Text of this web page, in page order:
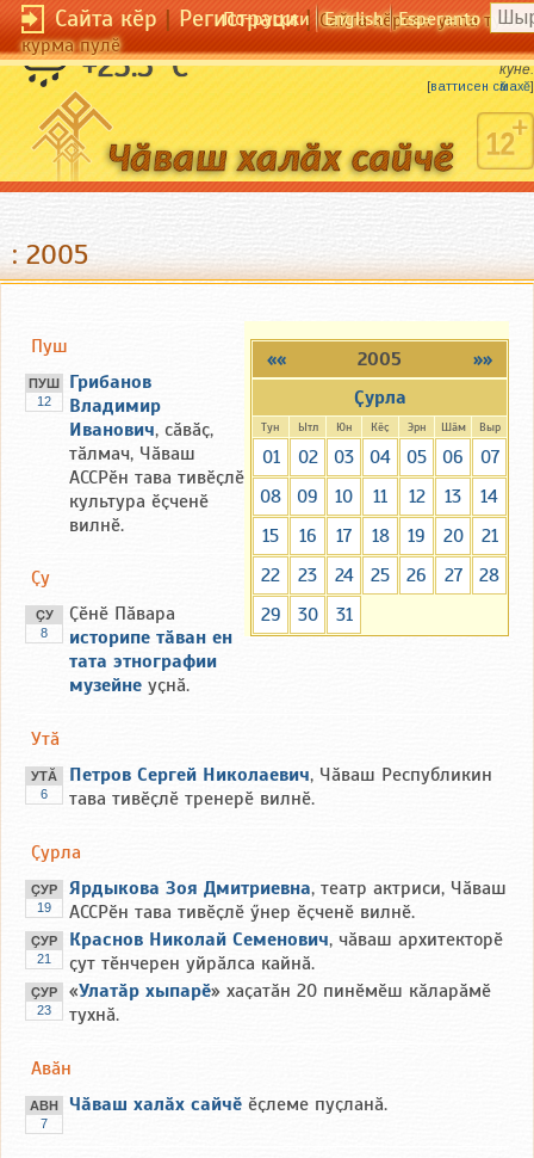
Сайта кӗр|Регистраци|Сайта кӗрсен унпа
курма пулӗ
По-русски English Esperanto
+23.5 °C
Ӑшӑ сӑмах — ҫу кунӗ, сивӗ сӑмах — хӗл
кунӗ.
[ваттисен сӑмахӗ]
: 2005
»»
««
2005
Ҫурла
Тун Ытл Юн Кӗҫ Эрн Шӑм Выр
01 02 03 04 05 06
07
08
09 10 11 12 13
14
15
16 17 18 19 20
21
22
23 24 25 26 27
28
29
30 31
Пуш
ПУШ
12
Грибанов
Владимир
Иванович, сӑвӑҫ,
тӑлмач, Чӑваш
АССРӗн тава тивӗҫлӗ
культура ӗҫченӗ
вилнӗ.
Ҫу
ҪУ
8
Ҫӗнӗ Пӑвара
историпе тӑван ен
тата этнографии
музейне уҫнӑ.
Утӑ
УТӐ
6
Петров Сергей Николаевич, Чӑваш Республикин
тава тивӗҫлӗ тренерӗ вилнӗ.
Ҫурла
ҪУР
19
Ярдыкова Зоя Дмитриевна, театр актриси, Чӑваш
АССРӗн тава тивӗҫлӗ ӳнер ӗҫченӗ вилнӗ.
ҪУР
21
Краснов Николай Семенович, чӑваш архитекторӗ
ҫут тӗнчерен уйрӑлса кайнӑ.
ҪУР
23
«Улатӑр хыпарӗ» хаҫатӑн 20 пинӗмӗш кӑларӑмӗ
тухнӑ.
Авӑн
АВН
7
Чӑваш халӑх сайчӗ ӗҫлеме пуҫланӑ.